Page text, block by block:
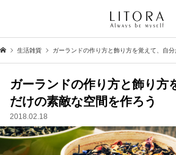
生活雑貨 ガーランドの作り方と飾り方を覚えて、自
ガーランドの作り方と飾り方
だけの素敵な空間を作ろう
2018.02.18